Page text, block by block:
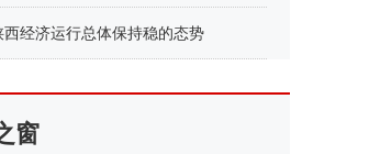
西经济运行总体保持稳的态势
窗